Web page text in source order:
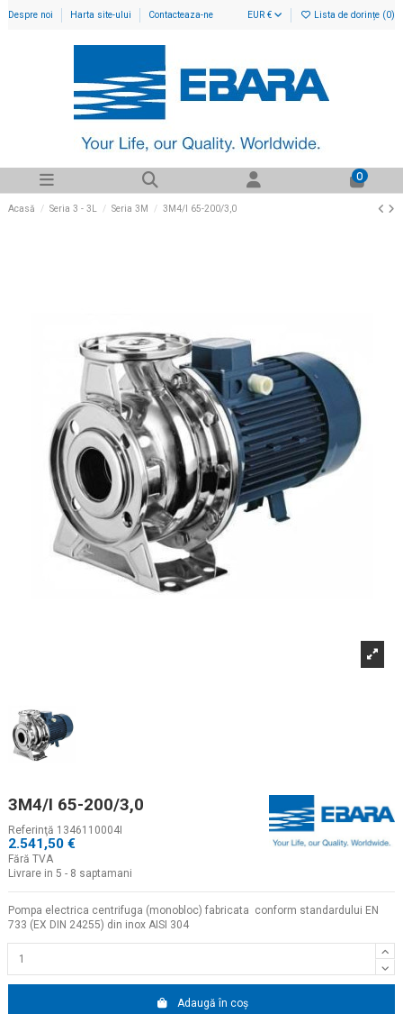
Despre noi Harta site-ului Contacteaza-ne EUR € Lista de dorințe (0)
0
Acasă Seria 3 - 3L Seria 3M 3M4/I 65-200/3,0
3M4/I 65-200/3,0
Referinţă 1346110004I
2.541,50 €
Fără TVA
Livrare in 5 - 8 saptamani
Pompa electrica centrifuga (monobloc) fabricata conform standardului EN
733 (EX DIN 24255) din inox AISI 304
Adaugă în coș